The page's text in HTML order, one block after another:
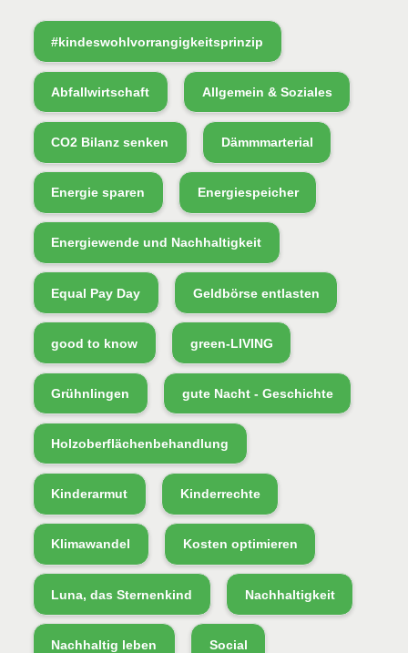
#kindeswohlvorrangigkeitsprinzip
Abfallwirtschaft Allgemein & Soziales
CO2 Bilanz senken Dämmmarterial
Energie sparen Energiespeicher
Energiewende und Nachhaltigkeit
Equal Pay Day Geldbörse entlasten
good to know green-LIVING
Grühnlingen gute Nacht - Geschichte
Holzoberflächenbehandlung
Kinderarmut Kinderrechte
Klimawandel Kosten optimieren
Luna, das Sternenkind Nachhaltigkeit
Nachhaltig leben Social